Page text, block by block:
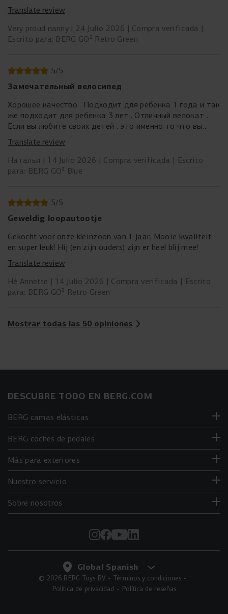
Translate review
Very proud nanny
24 Julio 2026
Compra verificada
Escrito para: BERG GO² Retro Green
5/5
Замечательный велосипед
Хорошее качество . Подходит для ребенка 1 года и так
же подходит для ребенка 3 лет . Отличный велокат .
Если вы любите своих детей , это именно то что вы
ищите
Translate review
Наталья
14 Julio 2026 Compra verificada
Escrito
para: BERG GO² Blue
5/5
Geweldig loopautootje
Gekocht voor onze kleinzoon van 1 jaar. Mooie kwaliteit
en super leuk! Hij (en zijn ouders) zijn er heel blij mee!
Translate review
Hé Annette
14 Julio 2026 Compra verificada
Escrito
para: BERG GO² Retro Green
Mostrar todas las 50 opiniones
DESCUBRE TODO EN BERG.COM
BERG camas elásticas
BERG coches de pedales
Más para exteriores
Nuestro servicio
Sobre nosotros
© 2026 BERG Toys BV
Términos y condiciones
Política de privacidad
Política de reseñas